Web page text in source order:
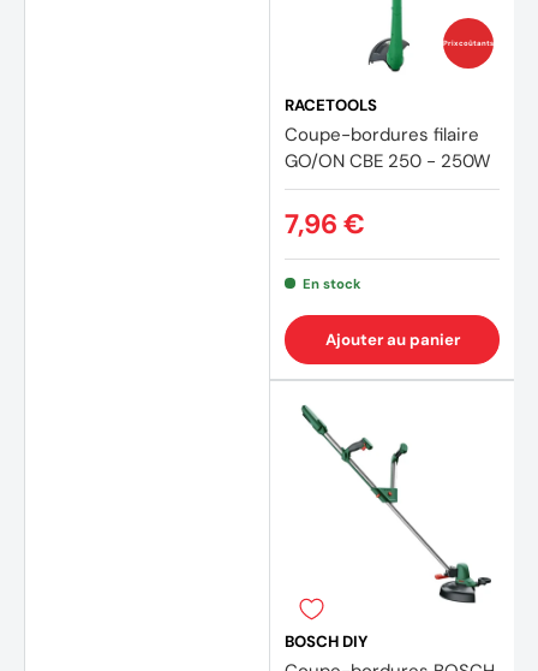
Prix coûtants
RACETOOLS
Coupe-bordures filaire
GO/ON CBE 250 - 250W
7,96 €
En stock
Ajouter au panier
BOSCH DIY